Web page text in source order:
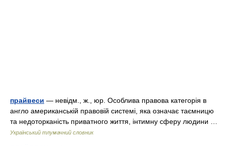
прайвеси — невідм., ж., юр. Особлива правова категорія в
англо американській правовій системі, яка означає таємницю
та недоторканість приватного життя, інтимну сферу людини …
Український тлумачний словник